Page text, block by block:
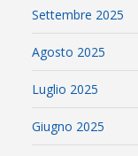
Settembre 2025
Agosto 2025
Luglio 2025
Giugno 2025